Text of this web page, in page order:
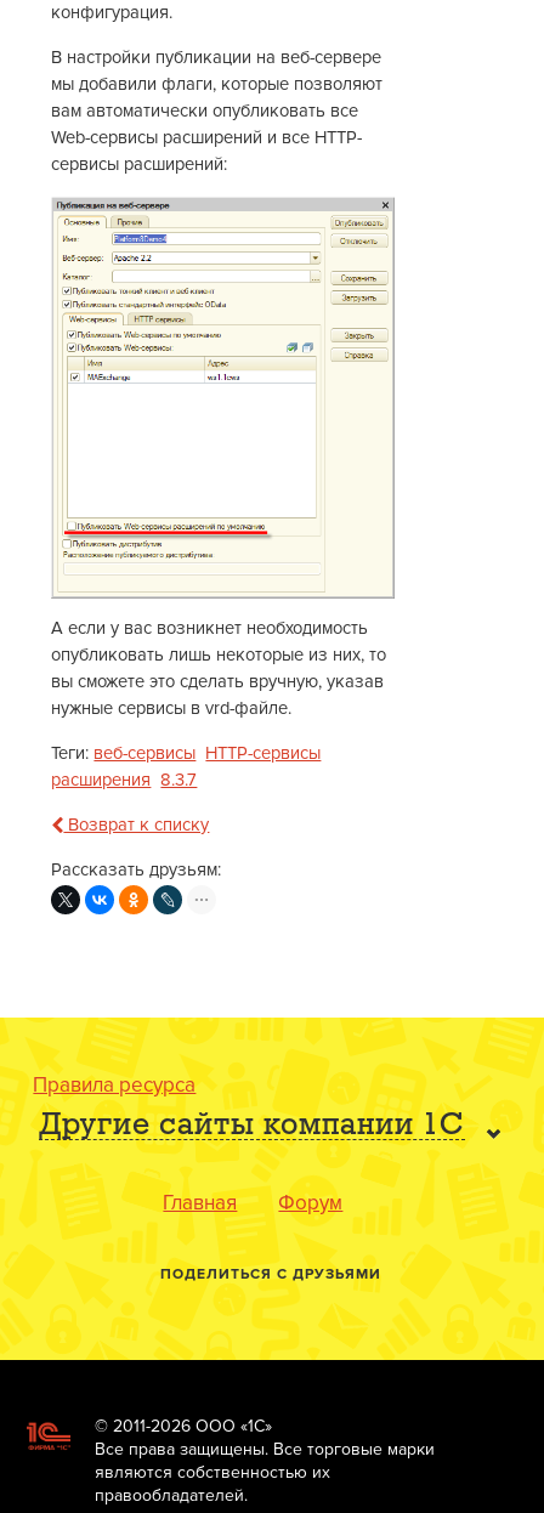
конфигурация.
В настройки публикации на веб-сервере
мы добавили флаги, которые позволяют
вам автоматически опубликовать все
Web-сервисы расширений и все HTTP-
сервисы расширений:
А если у вас возникнет необходимость
опубликовать лишь некоторые из них, то
вы сможете это сделать вручную, указав
нужные сервисы в vrd-файле.
Теги: веб-сервисы HTTP-сервисы
расширения 8.3.7
Возврат к списку
Рассказать друзьям:
Правила ресурса
Другие сайты компании 1С
Главная Форум
ПОДЕЛИТЬСЯ С ДРУЗЬЯМИ
© 2011-2026 ООО «1С»
Все права защищены. Все торговые марки
являются собственностью их
правообладателей.